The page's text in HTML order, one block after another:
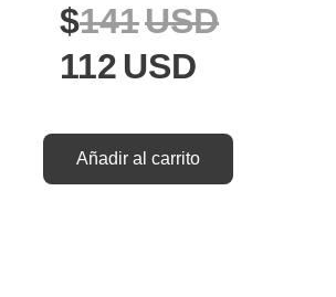
141USD
112 USD
Añadir al carrito